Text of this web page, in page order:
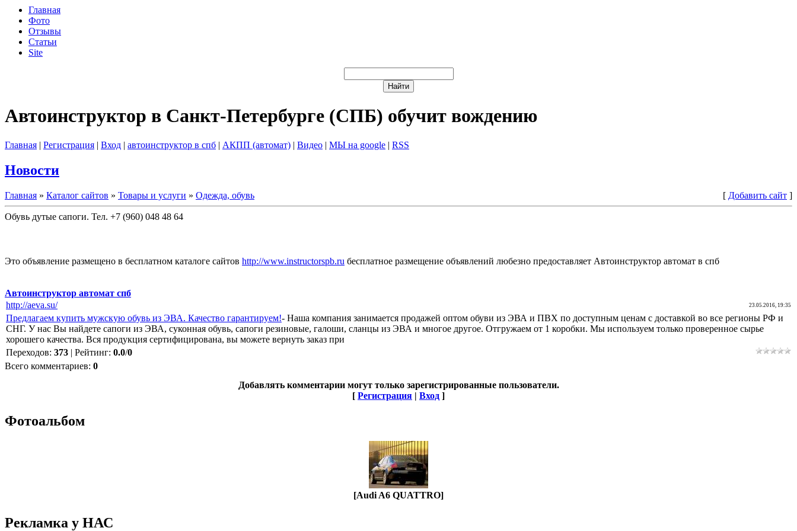
Главная
Фото
Отзывы
Статьи
Site
Автоинструктор в Санкт-Петербурге (СПБ) обучит вождению
Главная | Регистрация | Вход | автоинструктор в спб | АКПП (автомат) | Видео | МЫ на google | RSS
Новости
Главная » Каталог сайтов » Товары и услуги » Одежда, обувь [ Добавить сайт ]
Обувь дутые сапоги. Тел. +7 (960) 048 48 64
Это объявление размещено в бесплатном каталоге сайтов http://www.instructorspb.ru бесплатное размещение объявлений любезно предоставляет Автоинструктор автомат в спб
Автоинструктор автомат спб
http://aeva.su/
23.05.2016, 19:35
Предлагаем купить мужскую обувь из ЭВА. Качество гарантируем!- Наша компания занимается продажей оптом обуви из ЭВА и ПВХ по доступным ценам с доставкой во все регионы РФ и
СНГ. У нас Вы найдете сапоги из ЭВА, суконная обувь, сапоги резиновые, галоши, сланцы из ЭВА и многое другое. Отгружаем от 1 коробки. Мы используем только проверенное сырье
хорошего качества. Вся продукция сертифицирована, вы можете вернуть заказ при
Переходов: 373 | Рейтинг: 0.0/0
Всего комментариев: 0
Добавлять комментарии могут только зарегистрированные пользователи.
[ Регистрация | Вход ]
Фотоальбом
[Audi A6 QUATTRO]
Рекламка у НАС